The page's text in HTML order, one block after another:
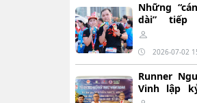
Những
dài” tiếp
runner, lan
dựng2026-07-02
Runner
Vinh lập